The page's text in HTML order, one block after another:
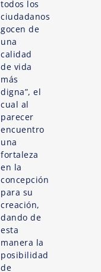
todos los
ciudadanos
gocen de
una
calidad
de vida
más
digna”, el
cual al
parecer
encuentro
una
fortaleza
en la
concepción
para su
creación,
dando de
esta
manera la
posibilidad
de